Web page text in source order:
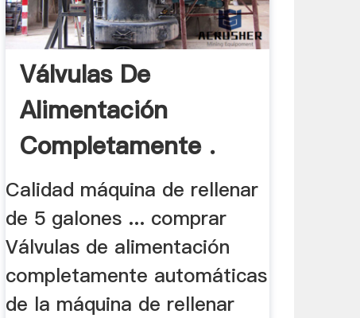
Válvulas De
Alimentación
Completamente .
Calidad máquina de rellenar
de 5 galones ... comprar
Válvulas de alimentación
completamente automáticas
de la máquina de rellenar